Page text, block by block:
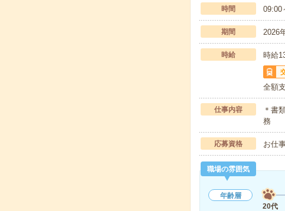
時間 09:00
期間 2026
時給 時給
全額
仕事内容
＊書
務
応募資格 お仕
職場の雰囲気
年齢層
20代